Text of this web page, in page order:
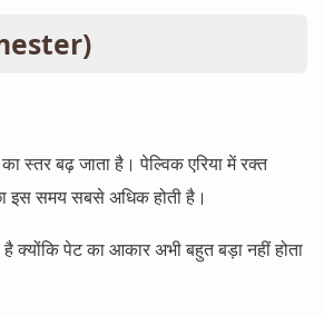
स्तर बढ़ जाता है। पेल्विक एरिया में रक्त
इस समय सबसे अधिक होती है।
पेट का आकार अभी बहुत बड़ा नहीं होता